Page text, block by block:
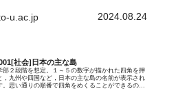
u.ac.jp 2024.08.24
社会]日本の主な島
部２段階を想定。１～５の数字が描かれた四角を押
，九州や四国など，日本の主な島の名前が表示され
。思い通りの順番で四角をめくることができるの